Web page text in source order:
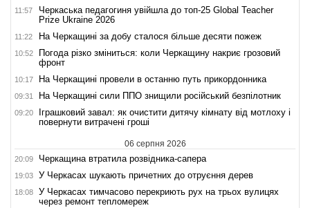
11:57
Черкаська педагогиня увійшла до топ-25 Global Teacher
Prize Ukraine 2026
11:22 На Черкащині за добу сталося більше десяти пожеж
10:52
Погода різко зміниться: коли Черкащину накриє грозовий
фронт
10:17 На Черкащині провели в останню путь прикордонника
09:31 На Черкащині сили ППО знищили російський безпілотник
09:20
Іграшковий завал: як очистити дитячу кімнату від мотлоху і
повернути витрачені гроші
06 серпня 2026
20:09 Черкащина втратила розвідника-сапера
19:03 У Черкасах шукають причетних до отруєння дерев
18:08
У Черкасах тимчасово перекриють рух на трьох вулицях
через ремонт тепломереж